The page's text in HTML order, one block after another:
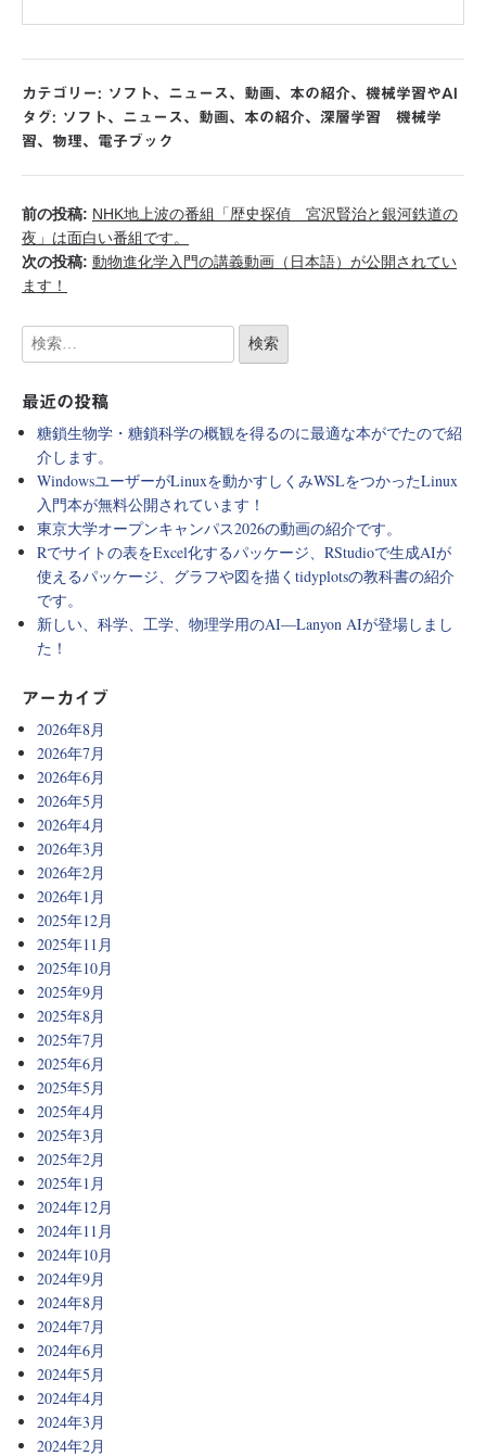
カテゴリー: ソフト 、 ニュース 、 動画、 本の紹介、 機械学習やAI
タグ: ソフト 、 ニュース 、 動画、 本の紹介、 深層学習 機械学
習、 物理、 電子ブック
前の投稿: NHK地上波の番組「歴史探偵 宮沢賢治と銀河鉄道の
夜」は面白い番組です。
次の投稿: 動物進化学入門の講義動画（日本語）が公開されてい
ます！
最近の投稿
糖鎖生物学・糖鎖科学の概観を得るのに最適な本がでたので紹
介します。
WindowsユーザーがLinuxを動かすしくみWSLをつかったLinux
入門本が無料公開されています！
東京大学オープンキャンパス2026の動画の紹介です。
Rでサイトの表をExcel化するパッケージ、RStudioで生成AIが
使えるパッケージ、グラフや図を描くtidyplotsの教科書の紹介
です。
新しい、科学、工学、物理学用のAI―Lanyon AIが登場しまし
た！
アーカイブ
2026年8月
2026年7月
2026年6月
2026年5月
2026年4月
2026年3月
2026年2月
2026年1月
2025年12月
2025年11月
2025年10月
2025年9月
2025年8月
2025年7月
2025年6月
2025年5月
2025年4月
2025年3月
2025年2月
2025年1月
2024年12月
2024年11月
2024年10月
2024年9月
2024年8月
2024年7月
2024年6月
2024年5月
2024年4月
2024年3月
2024年2月